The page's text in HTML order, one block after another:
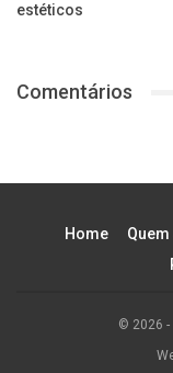
estéticos
Comentários
Home
© 2026 -